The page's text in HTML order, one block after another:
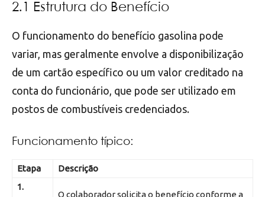
2.1 Estrutura do Benefício
O funcionamento do benefício gasolina pode
variar, mas geralmente envolve a disponibilização
de um cartão específico ou um valor creditado na
conta do funcionário, que pode ser utilizado em
postos de combustíveis credenciados.
Funcionamento típico:
Etapa
Descrição
1.
O colaborador solicita o benefício conforme a